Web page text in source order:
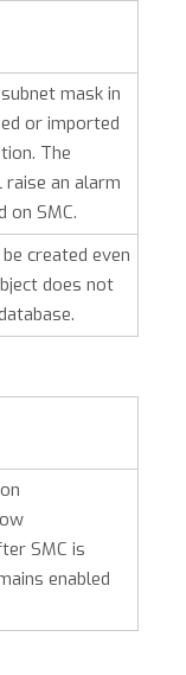
mask in
or imported
The
an alarm
on SMC.
created even
does not
SMC is
enabled